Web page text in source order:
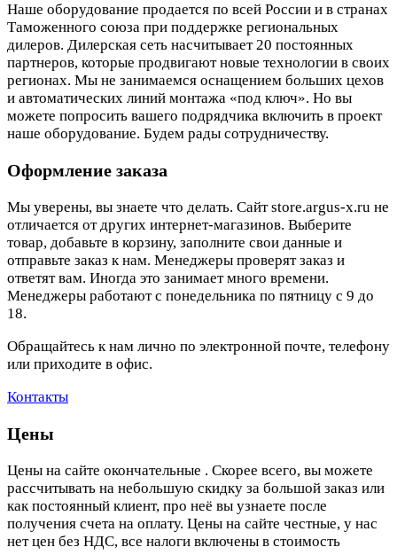
Наше оборудование продается по всей России и в странах
Таможенного союза при поддержке региональных
дилеров. Дилерская сеть насчитывает 20 постоянных
партнеров, которые продвигают новые технологии в своих
регионах. Мы не занимаемся оснащением больших цехов
и автоматических линий монтажа «под ключ». Но вы
можете попросить вашего подрядчика включить в проект
наше оборудование. Будем рады сотрудничеству.
Оформление заказа
Мы уверены, вы знаете что делать. Сайт store.argus-x.ru не
отличается от других интернет-магазинов. Выберите
товар, добавьте в корзину, заполните свои данные и
отправьте заказ к нам. Менеджеры проверят заказ и
ответят вам. Иногда это занимает много времени.
Менеджеры работают с понедельника по пятницу с 9 до
18.
Обращайтесь к нам лично по электронной почте, телефону
или приходите в офис.
Контакты
Цены
Цены на сайте окончательные . Скорее всего, вы можете
рассчитывать на небольшую скидку за большой заказ или
как постоянный клиент, про неё вы узнаете после
получения счета на оплату. Цены на сайте честные, у нас
нет цен без НДС, все налоги включены в стоимость